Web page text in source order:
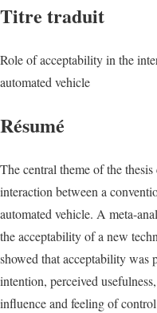
Titre traduit
Role of acceptability in the
automated vehicle
Résumé
The central theme of the
interaction between a
automated vehicle. A meta-
the acceptability of a new
showed that acceptability was
intention, perceived
influence and feeling of